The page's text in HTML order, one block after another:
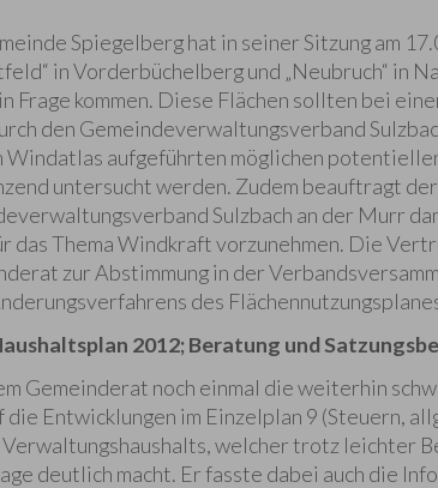
Spiegelberg hat in seiner Sitzung am
in Vorderbüchelberg und „Neubruch“ in
Frage kommen. Diese Flächen sollten bei
den Gemeindeverwaltungsverband
aufgeführten möglichen
untersucht werden. Zudem beauftragt
Sulzbach an der Murr
das Thema Windkraft vorzunehmen. Die
zur Abstimmung in der
des
2012; Beratung und
Gemeinderat noch einmal die weiterhin
Entwicklungen im Einzelplan 9 (Steuern,
welcher trotz leichter
deutlich macht. Er fasste dabei auch die